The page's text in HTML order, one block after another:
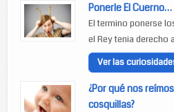
Ponerle El Cuerno…
El termino ponerse
el Rey tenia derecho
Ver las
¿Por qué nos
cosquillas?